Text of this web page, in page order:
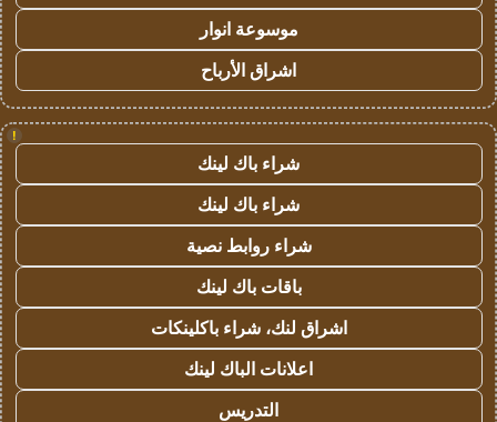
موسوعة انوار
اشراق الأرباح
!
شراء باك لينك
شراء باك لينك
شراء روابط نصية
باقات باك لينك
اشراق لنك، شراء باكلينكات
اعلانات الباك لينك
التدريس